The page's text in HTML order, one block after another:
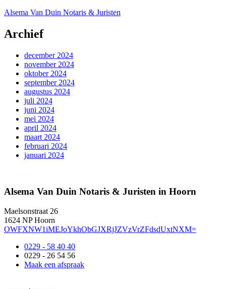
Alsema Van Duin Notaris & Juristen
Archief
december 2024
november 2024
oktober 2024
september 2024
augustus 2024
juli 2024
juni 2024
mei 2024
april 2024
maart 2024
februari 2024
januari 2024
Alsema Van Duin Notaris & Juristen in Hoorn
Maelsonstraat 26
1624 NP Hoorn
OWFXNW1iMEJoYkhObGJXRjJZVzVrZFdsdUxtNXM=
0229 - 58 40 40
0229 - 26 54 56
Maak een afspraak